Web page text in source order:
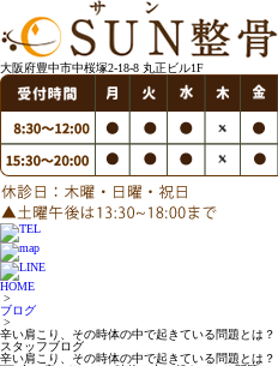
大阪府豊中市中桜塚2-18-8 丸正ビル1F
HOME
>
ブログ
>
辛い肩こり、その時体の中で起きている問題とは？
スタッフブログ
辛い肩こり、その時体の中で起きている問題とは？